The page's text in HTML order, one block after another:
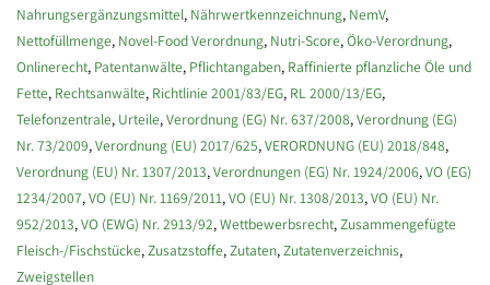
Nahrungsergänzungsmittel, Nährwertkennzeichnung, NemV,
Nettofüllmenge, Novel-Food Verordnung, Nutri-Score,Öko-Verordnung,
Onlinerecht, Patentanwälte, Pflichtangaben, Raffinierte pflanzliche Öle und
Fette, Rechtsanwälte, Richtlinie 2001/83/EG, RL 2000/13/EG,
Telefonzentrale, Urteile,Verordnung (EG) Nr. 637/2008,Verordnung (EG)
Nr. 73/2009,Verordnung (EU) 2017/625,VERORDNUNG (EU) 2018/848,
Verordnung (EU) Nr. 1307/2013,Verordnungen (EG) Nr. 1924/2006,VO (EG)
1234/2007,VO (EU) Nr. 1169/2011,VO (EU) Nr. 1308/2013,VO (EU) Nr.
952/2013,VO (EWG) Nr. 2913/92,Wettbewerbsrecht,Zusammengefügte
Fleisch-/Fischstücke,Zusatzstoffe,Zutaten,Zutatenverzeichnis,
Zweigstellen